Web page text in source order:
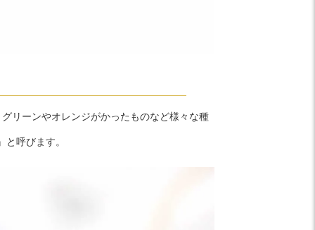
リーンやオレンジがかったものなど様々な種
呼びます。